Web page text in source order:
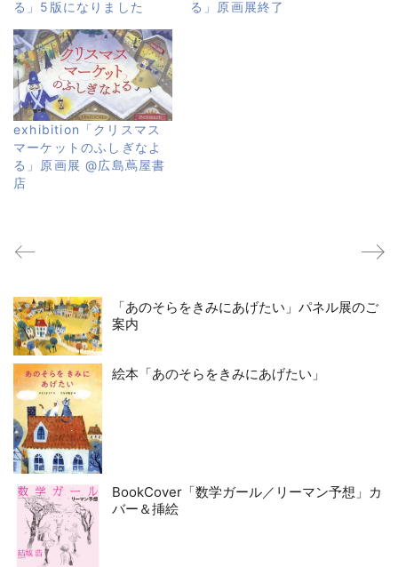
る」5版になりました る」原画展終了
exhibition「クリスマス
マーケットのふしぎなよ
る」原画展 @広島蔦屋書
店
「あのそらをきみにあげたい」パネル展のご
案内
絵本「あのそらをきみにあげたい」
BookCover「数学ガール／リーマン予想」カ
バー＆挿絵